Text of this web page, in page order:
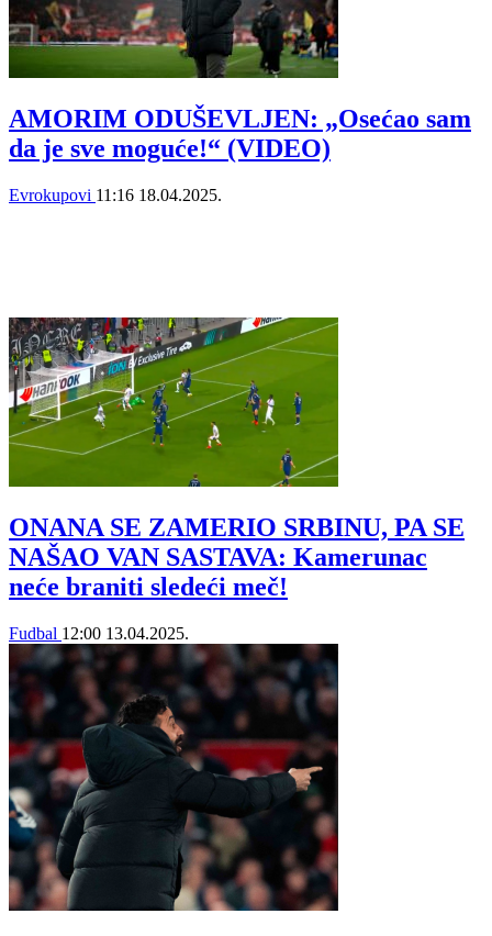
AMORIM ODUŠEVLJEN: „Osećao sam
da je sve moguće!“ (VIDEO)
Evrokupovi 11:16 18.04.2025.
ONANA SE ZAMERIO SRBINU, PA SE
NAŠAO VAN SASTAVA: Kamerunac
neće braniti sledeći meč!
Fudbal 12:00 13.04.2025.